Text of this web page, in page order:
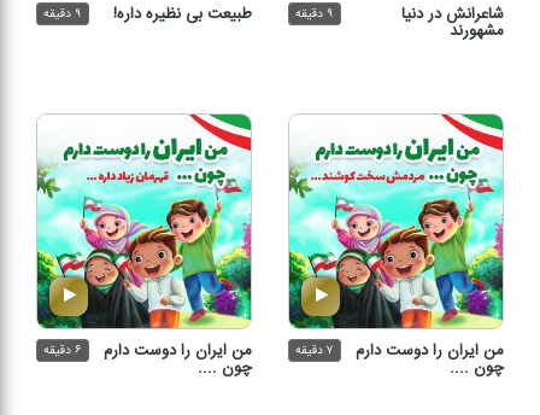
شاعرانش در دنیا
مشهورند
۹ دقیقه طبیعت بی نظیره داره! ۹ دقیقه
من ایران را دوست دارم
چون ....
۷ دقیقه من ایران را دوست دارم
چون ....
۶ دقیقه